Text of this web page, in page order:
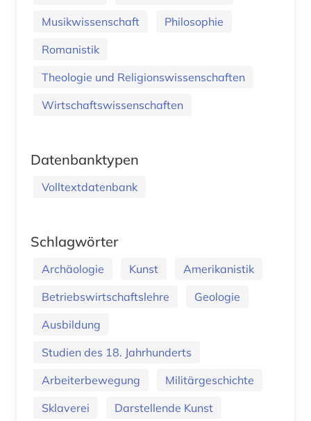
Musikwissenschaft
Philosophie
Romanistik
Theologie und Religionswissenschaften
Wirtschaftswissenschaften
Datenbanktypen
Volltextdatenbank
Schlagwörter
Archäologie Kunst
Amerikanistik
Betriebswirtschaftslehre
Geologie
Ausbildung
Studien des 18. Jahrhunderts
Arbeiterbewegung
Militärgeschichte
Sklaverei
Darstellende Kunst